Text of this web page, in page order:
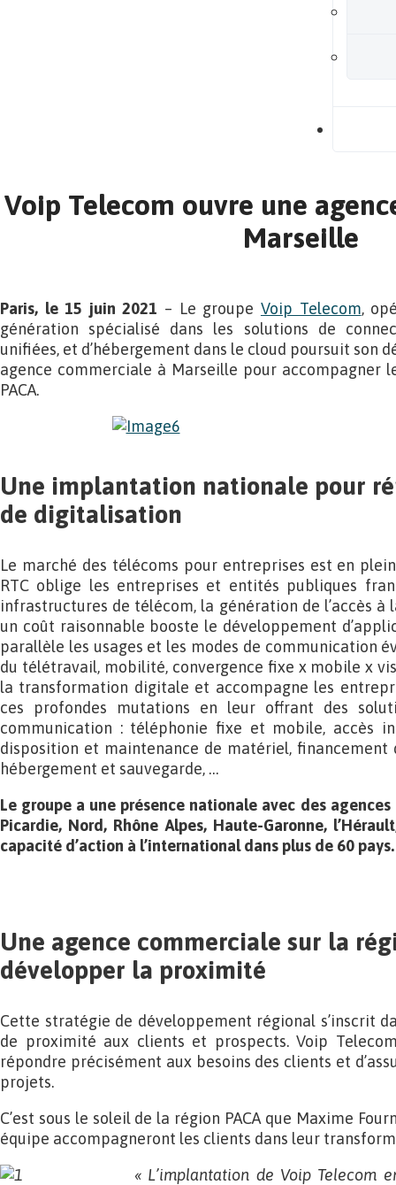
Voip Telecom ouvre une
Marseille
Paris, le 15 juin 2021 – Le groupe Voip Telecom,
génération spécialisé dans les solutions de
unifiées, et d’hébergement dans le cloud poursuit son
agence commerciale à Marseille pour accompagner
PACA.
Une implantation nationale pour
de digitalisation
Le marché des télécoms pour entreprises est en
RTC oblige les entreprises et entités publiques
infrastructures de télécom, la génération de l’accès
un coût raisonnable booste le développement
parallèle les usages et les modes de communication
du télétravail, mobilité, convergence fixe x mobile x
la transformation digitale et accompagne les
ces profondes mutations en leur offrant des
communication : téléphonie fixe et mobile, accès
disposition et maintenance de matériel, financement
hébergement et sauvegarde, …
Le groupe a une présence nationale avec des
Picardie, Nord, Rhône Alpes, Haute-Garonne,
capacité d’action à l’international dans plus de 60 pays.
Une agence commerciale sur la
développer la proximité
Cette stratégie de développement régional s’inscrit
de proximité aux clients et prospects. Voip
répondre précisément aux besoins des clients et
projets.
C’est sous le soleil de la région PACA que Maxime
équipe accompagneront les clients dans leur
« L’implantation de Voip Telecom